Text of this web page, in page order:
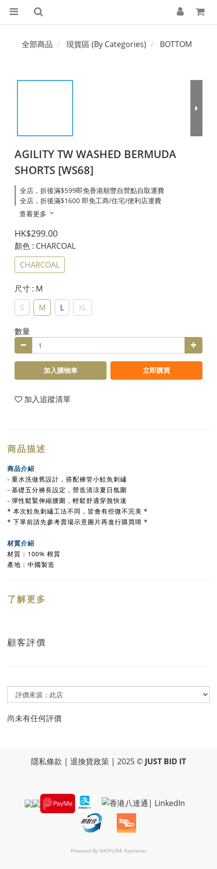
全部商品 現貨區 (By Categories) BOTTOM
AGILITY TW WASHED BERMUDA
SHORTS [WS68]
全店，折後滿$599即免香港順豐自營點自取運費
全店，折後滿$1600 即免工商/住宅/便利店運費
查看更多
HK$299.00
顏色 : CHARCOAL
CHARCOAL
尺寸 : M
S
M L XL
數量
加入購物車 立即購買
加入追蹤清單
商品描述
商品介紹
- 重水洗做舊設計，搭配褲管小鮭魚刺繡
- 基礎五分褲長設定，營造清涼夏日氛圍
- 彈性鬆緊伸縮腰圍，輕鬆舒適穿脫快速
* 本次鮭魚刺繡工法不同，皆會有些微不完美 *
* 下單前請先參考賣場示意圖片再進行購買唷 *
材質介紹
材質：100% 棉質
產地：中國製造
了解更多
顧客評價
尚未有任何評價
隱私條款 | 退換貨政策 | 2025 © JUST BID IT
Powered By SHOPLINE Payments